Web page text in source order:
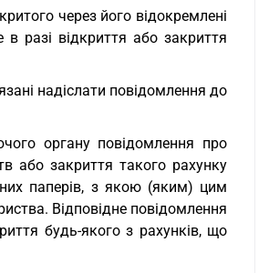
через його відокремлені
разі відкриття або закриття
надіслати повідомлення до
органу повідомлення про
або закриття такого рахунку
паперів, з якою (яким) цим
Відповідне повідомлення
будь-якого з рахунків, що